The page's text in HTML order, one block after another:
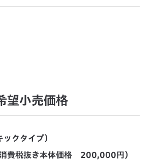
望小売価格
クタイプ）
費税抜き本体価格 200,000円）